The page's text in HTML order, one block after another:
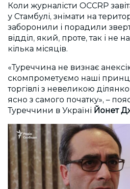
Коли журналісти OCCRP
у Стамбулі, знімати на
заборонили і порадили
відділ, який, проте, так і не
кілька місяців.
«Туреччина не визнає
скомпрометуємо наші
торгівлі з невеликою
ясно з самого початку», –
Туреччини в Україні Йонет